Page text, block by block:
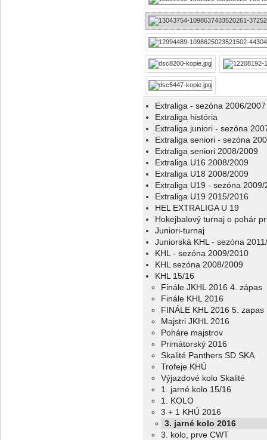
Extraliga - sezóna 2006/2007
Extraliga história
Extraliga juniori - sezóna
Extraliga seniori - sezóna
Extraliga seniori 2008/2009
Extraliga U16 2008/2009
Extraliga U18 2008/2009
Extraliga U19 - sezóna 2009/
Extraliga U19 2015/2016
HEL EXTRALIGA U 19
Hokejbalový turnaj o pohár
Juniori-turnaj
Juniorská KHL - sezóna
KHL - sezóna 2009/2010
KHL sezóna 2008/2009
KHL 15/16
Finále JKHL 2016 4. zápas
Finále KHL 2016
FINÁLE KHL 2016 5. zapas
Majstri JKHL 2016
Poháre majstrov
Primátorský 2016
Skalité Panthers SD SKA
Trofeje KHÚ
Výjazdové kolo Skalité
1. jarné kolo 15/16
1. KOLO
3 + 1 KHÚ 2016
3. jarné kolo 2016
3. kolo, prve CWT